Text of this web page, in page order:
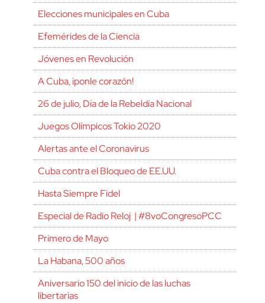
Elecciones municipales en Cuba
Efemérides de la Ciencia
Jóvenes en Revolución
A Cuba, ¡ponle corazón!
26 de julio, Día de la Rebeldía Nacional
Juegos Olímpicos Tokio 2020
Alertas ante el Coronavirus
Cuba contra el Bloqueo de EE.UU.
Hasta Siempre Fidel
Especial de Radio Reloj | #8voCongresoPCC
Primero de Mayo
La Habana, 500 años
Aniversario 150 del inicio de las luchas
libertarias